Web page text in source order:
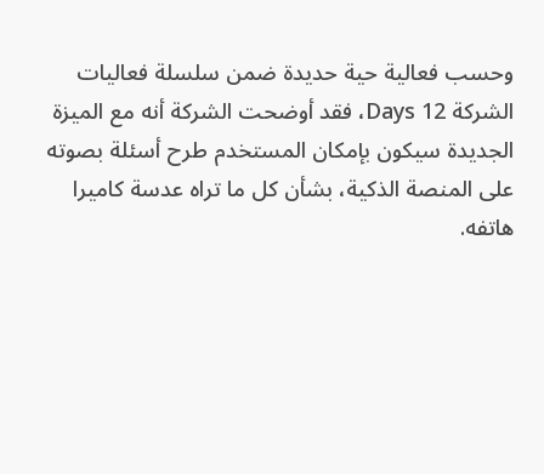
وحسب فعالية حية حديدة ضمن سلسلة فعاليات
الشركة 12 Days، فقد أوضحت الشركة أنه مع الميزة
الجديدة سيكون بإمكان المستخدم طرح أسئلة بصوته
على المنصة الذكية، بشأن كل ما تراه عدسة كاميرا
هاتفه.